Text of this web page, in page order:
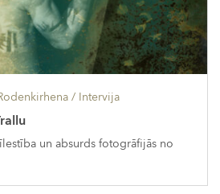
/ Intervija
un absurds fotogrāfijās no